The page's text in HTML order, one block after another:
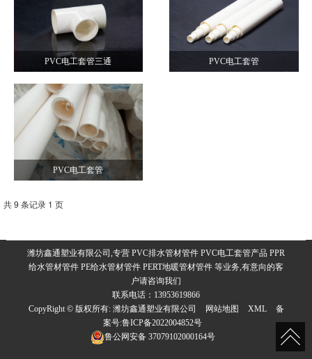
PVC电工套管三通 PVC电工套管
PVC电工套管
共 9 条记录 1 页
潍坊鑫通塑业有限公司,专营 PVC排水管材管件 PVC电工套管产品 PPR
给水管材管件 PE给水管材管件 PERT地暖管材管件 等业务,有意向的客
户请咨询我们
联系电话：13953619866
CopyRight © 版权所有: 潍坊鑫通塑业有限公司 网站地图 XML
备
案号:鲁ICP备2022004852号
鲁公网安备37079102000164号